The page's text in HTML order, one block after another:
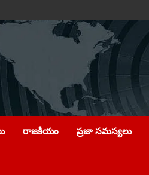
రాజకీయం ప్రజా సమస్యలు